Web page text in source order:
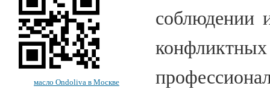
масло Ondoliva в Москве
соблюдении